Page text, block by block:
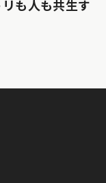
も人も共生す